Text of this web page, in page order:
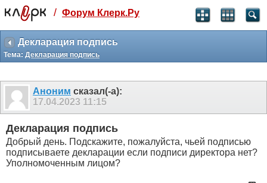
Святые угодники, Клерк без рекламы
прекрасен:)
месяц
3 месяца
259
₽
-10%
499 ₽
-15%
Отмена Оплатить
/ Форум Клерк.Ру
Декларация подпись
Тема: Декларация подпись
Аноним сказал(-а):
17.04.2023 11:15
Декларация подпись
Добрый день. Подскажите, пожалуйста, чьей подписью
подписываете декларации если подписи директора нет?
Уполномоченным лицом?